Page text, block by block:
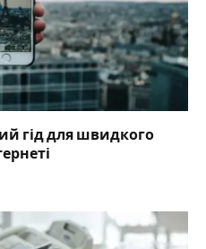
гід для швидкого